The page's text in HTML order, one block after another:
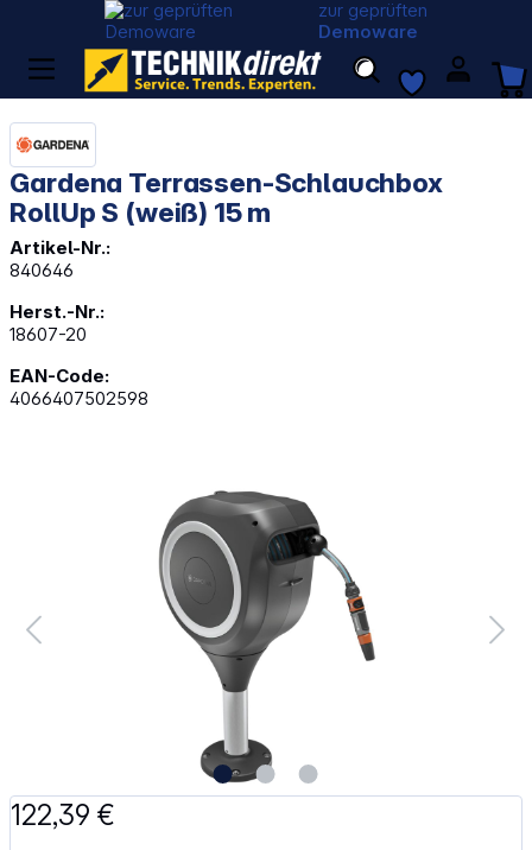
zur geprüften
Demoware
Gardena Terrassen-Schlauchbox
RollUp S (weiß) 15 m
Artikel-Nr.:
840646
Herst.-Nr.:
18607-20
EAN-Code:
4066407502598
Bildergalerie überspringen
122,39 €